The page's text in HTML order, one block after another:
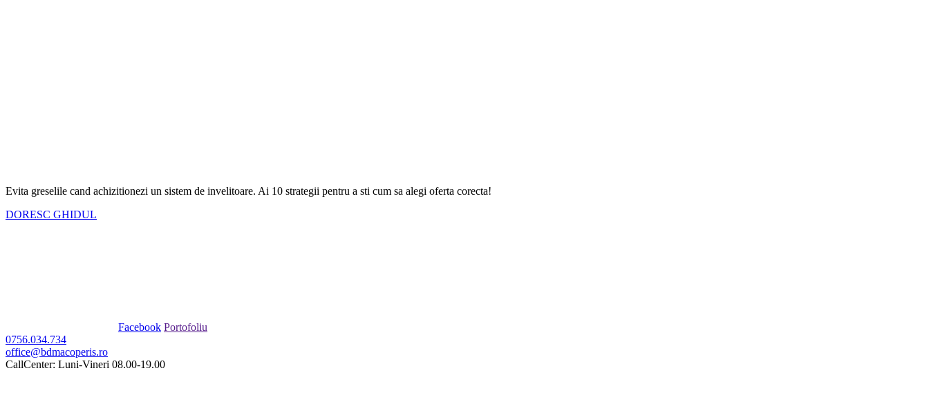
Evita greselile cand achizitionezi un sistem de invelitoare. Ai 10 strategii pentru a sti cum sa alegi oferta corecta!
DORESC GHIDUL
Facebook Portofoliu
0756.034.734
office@bdmacoperis.ro
CallCenter: Luni-Vineri 08.00-19.00